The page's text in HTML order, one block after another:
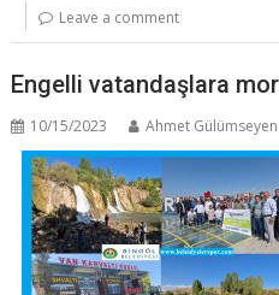
Leave a comment
Engelli vatandaşlara
10/15/2023 Ahmet Gülümseyen